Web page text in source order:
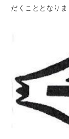
だくこととなり